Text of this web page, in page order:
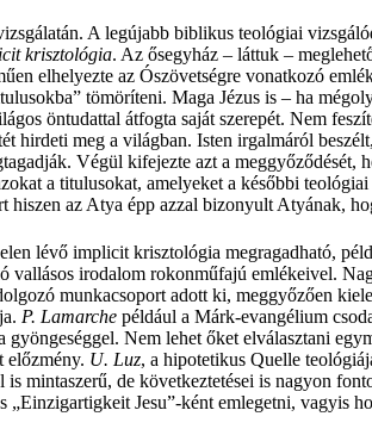
A legújabb biblikus teológiai
krisztológia. Az ősegyház – láttuk –
elhelyezte az Ószövetségre vonatkozó
tömöríteni. Maga Jézus is – ha
öntudattal átfogta saját szerepét. Nem
hirdeti meg a világban. Isten irgalmáról
Végül kifejezte azt a
a titulusokat, amelyeket a későbbi
hiszen az Atya épp azzal bizonyult Atyának,
lévő implicit krisztológia megragadható,
vallásos irodalom rokonműfajú emlékeivel.
munkacsoport adott ki, meggyőzően
P. Lamarche például a Márk-evangélium
Nem lehet őket elválasztani
előzmény. U. Luz, a hipotetikus Quelle
mintaszerű, de következtetései is nagyon
Jesu”-ként emlegetni, vagyis